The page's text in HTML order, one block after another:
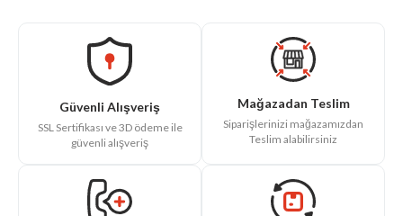
Güvenli Alışveriş
SSL Sertifikası ve 3D ödeme ile
güvenli alışveriş
Mağazadan Teslim
Siparişlerinizi mağazamızdan
Teslim alabilirsiniz